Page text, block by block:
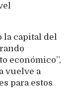
la capital del
económico”,
vuelve a
para estos